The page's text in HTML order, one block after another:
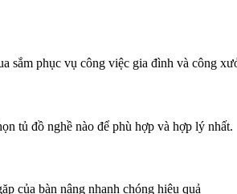
sắm phục vụ công việc gia đình và công
tủ đồ nghề nào để phù hợp và hợp lý nhất.
của bàn nâng nhanh chóng hiệu quả